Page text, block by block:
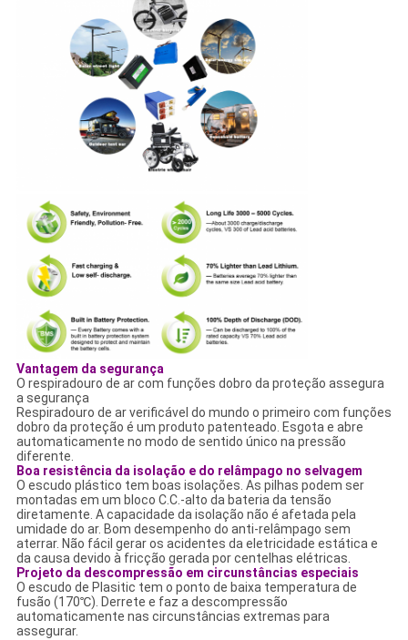
Vantagem da segurança
O respiradouro de ar com funções dobro da proteção assegura
a segurança
Respiradouro de ar verificável do mundo o primeiro com funções
dobro da proteção é um produto patenteado. Esgota e abre
automaticamente no modo de sentido único na pressão
diferente.
Boa resistência da isolação e do relâmpago no selvagem
O escudo plástico tem boas isolações. As pilhas podem ser
montadas em um bloco C.C.-alto da bateria da tensão
diretamente. A capacidade da isolação não é afetada pela
umidade do ar. Bom desempenho do anti-relâmpago sem
aterrar. Não fácil gerar os acidentes da eletricidade estática e
da causa devido à fricção gerada por centelhas elétricas.
Projeto da descompressão em circunstâncias especiais
O escudo de Plasitic tem o ponto de baixa temperatura de
fusão (170℃). Derrete e faz a descompressão
automaticamente nas circunstâncias extremas para
assegurar.